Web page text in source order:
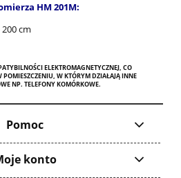
HM 201M:
cm
ELEKTROMAGNETYCZNEJ, CO
W KTÓRYM DZIAŁAJĄ INNE
NP. TELEFONY KOMÓRKOWE.
Pomoc
konto